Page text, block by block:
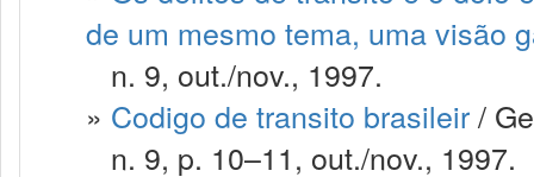
de um mesmo tema, uma visão
n. 9, out./nov., 1997.
» Codigo de transito brasileir/
n. 9, p. 10–11, out./nov., 1997.